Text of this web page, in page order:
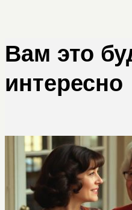
Вам это
интересно